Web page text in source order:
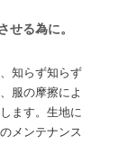
せる為に。
知らず知らず
服の摩擦によ
ます。生地に
メンテナンス